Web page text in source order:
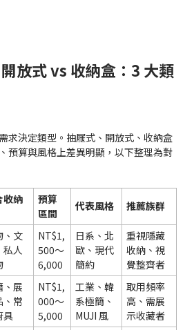
放式 vs 收納盒：3 大類
求決定類型。抽屜式、開放式、收納盒
預算與風格上差異明顯，以下整理為對
收納
預算
區間
代表風格 推薦族群
、文
私人
NT$1,
500～
6,000
日系、北
歐、現代
簡約
重視隱藏
收納、視
覺整齊者
、展
、常
具
NT$1,
000～
5,000
工業、韓
系極簡、
MUJI 風
取用頻率
高、需展
示收藏者